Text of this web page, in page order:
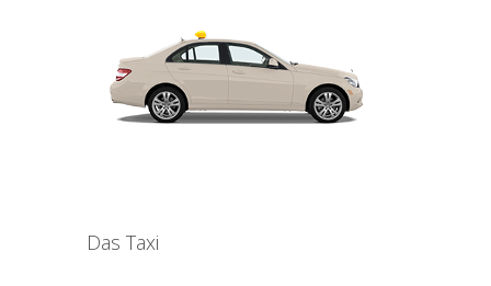
Das Taxi